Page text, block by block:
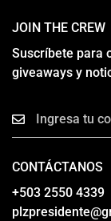
JOIN THE CREW
Suscríbete para
giveaways y
CONTÁCTANOS
‎+503 2550 4339